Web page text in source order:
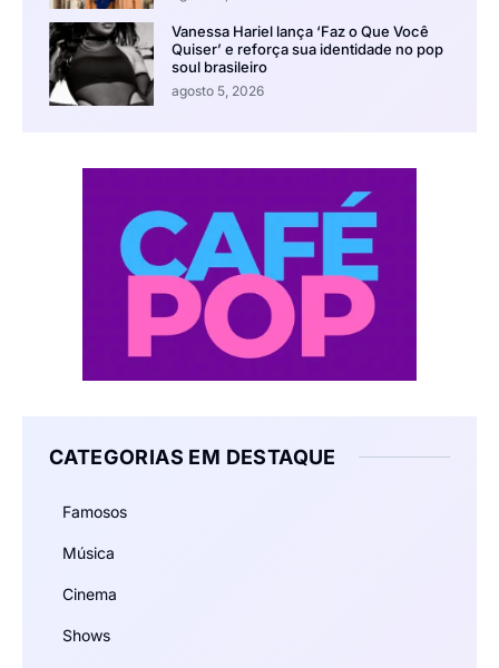
Vanessa Hariel lança ‘Faz o Que Você
Quiser’ e reforça sua identidade no pop
soul brasileiro
agosto 5, 2026
CATEGORIAS EM DESTAQUE
Famosos
Música
Cinema
Shows